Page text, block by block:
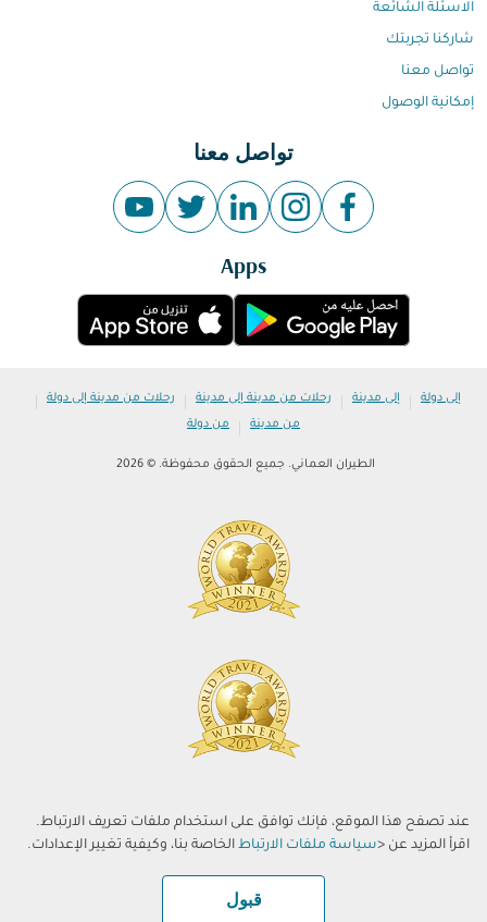
عند تصفح هذا الموقع، فإنك توافق على استخدام ملفات تعريف الارتباط.
اقرأ المزيد عن <سياسة ملفات الارتباط الخاصة بنا، وكيفية تغيير الإعدادات.
قبول
الاسئلة الشائعة
شاركنا تجربتك
تواصل معنا
إمكانية الوصول
تواصل معنا
Apps
إلى دولة | إلى مدينة | رحلات من مدينة إلى مدينة | رحلات من مدينة إلى دولة |
من مدينة | من دولة
الطيران العماني. جميع الحقوق محفوظة. © 2026